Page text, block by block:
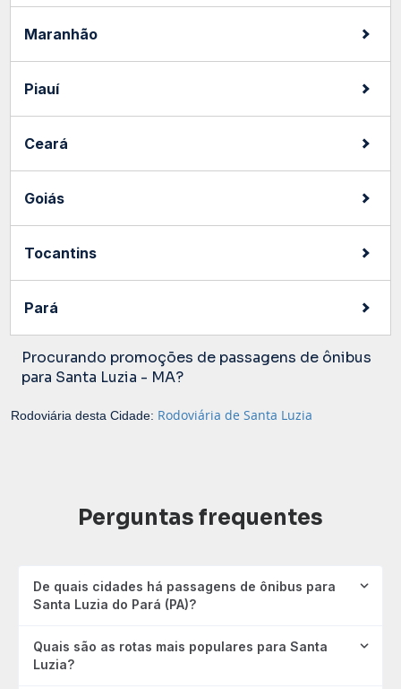
Maranhão
Piauí
Ceará
Goiás
Tocantins
Pará
Procurando promoções de passagens de ônibus
para Santa Luzia - MA?
Rodoviária desta Cidade: Rodoviária de Santa Luzia
Perguntas frequentes
De quais cidades há passagens de ônibus para
Santa Luzia do Pará (PA)?
Quais são as rotas mais populares para Santa
Luzia?